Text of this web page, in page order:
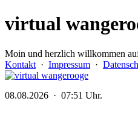
virtual
Moin und herzlich willkommen
Kontakt · Impressum ·
08.08.2026 · 07:51 Uhr.